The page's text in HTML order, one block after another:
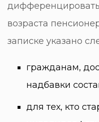
возраста
записке указано
гражданам,
надбавки
для тех, кто